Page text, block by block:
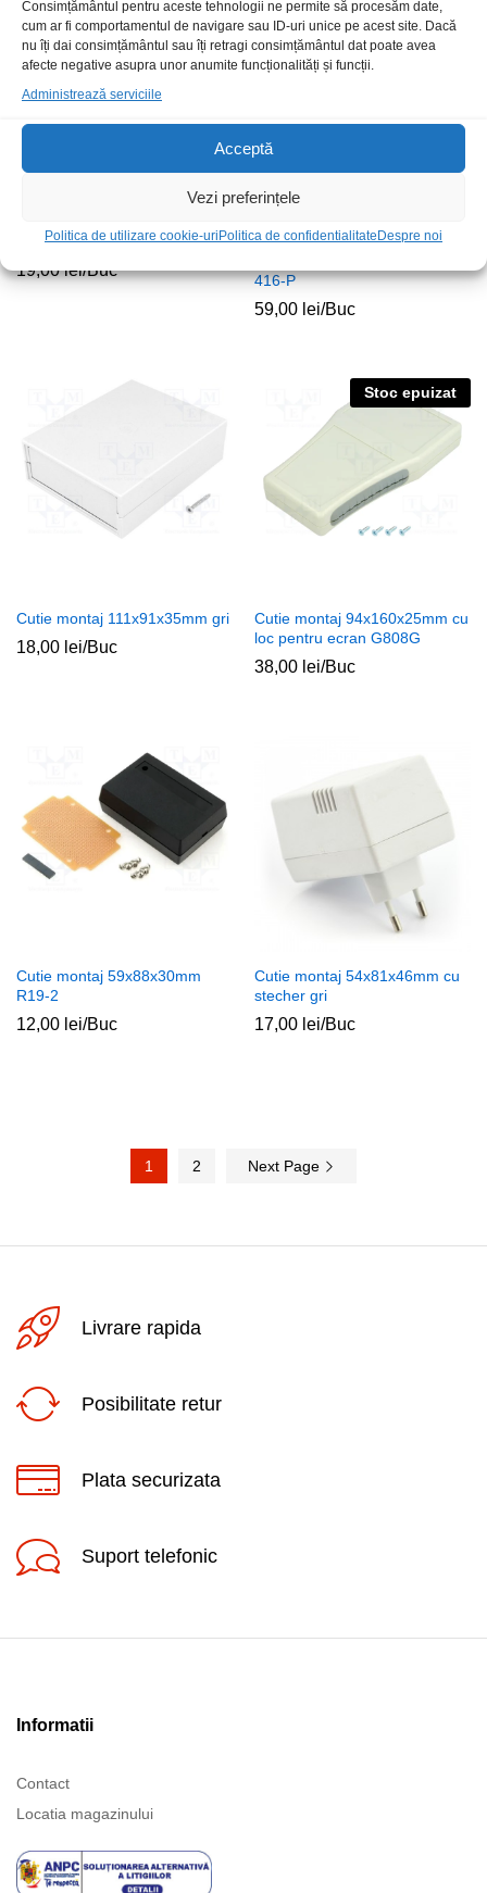
Consimțământul pentru aceste tehnologii ne permite să procesăm date,
cum ar fi comportamentul de navigare sau ID-uri unice pe acest site. Dacă
nu îți dai consimțământul sau îți retragi consimțământul dat poate avea
afecte negative asupra unor anumite funcționalități și funcții.
Administrează serviciile
Acceptă
Vezi preferințele
Politica de utilizare cookie-uri Politica de confidentialitate Despre noi
Stoc epuizat
Cutie montaj 35x65x90mm
19,00lei/Buc
Stoc epuizat
Cutie montaj 140x190x70mm
416-P
59,00 lei/Buc
Cutie montaj 111x91x35mm gri
18,00 lei/Buc
Stoc epuizat
Cutie montaj 94x160x25mm cu
loc pentru ecran G808G
38,00 lei/Buc
Cutie montaj 59x88x30mm
R19-2
12,00 lei/Buc
Cutie montaj 54x81x46mm cu
stecher gri
17,00 lei/Buc
1 2 Next Page
Livrare rapida
Posibilitate retur
Plata securizata
Suport telefonic
Informatii
Contact
Locatia magazinului